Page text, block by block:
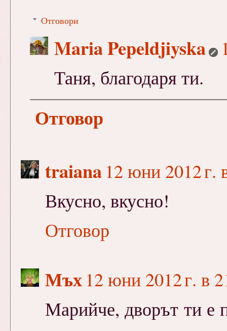
Отговори
Maria Pepeldjiyska
Таня, благодаря ти.
Отговор
traiana 12 юни 2012 г.
Вкусно, вкусно!
Отговор
Мъх 12 юни 2012 г. в
Марийче, дворът ти е